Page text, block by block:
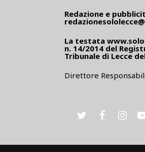
Redazione e
La testata
n. 14/2014 del
Tribunale di Lecce
Direttore